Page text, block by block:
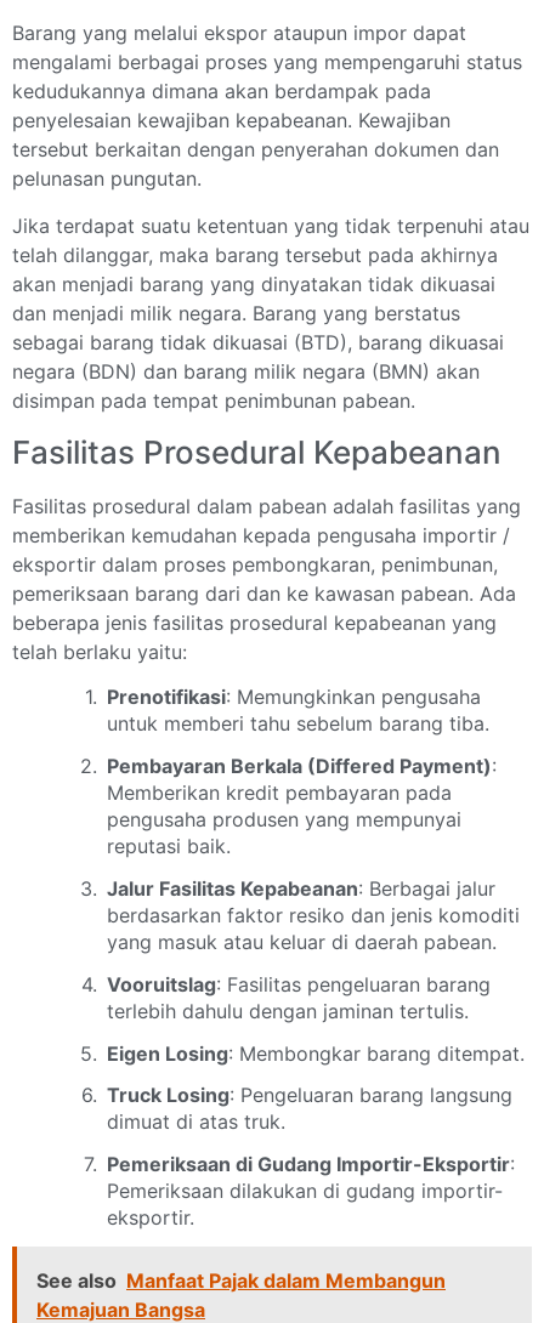
Barang yang melalui ekspor ataupun impor dapat
mengalami berbagai proses yang mempengaruhi status
kedudukannya dimana akan berdampak pada
penyelesaian kewajiban kepabeanan. Kewajiban
tersebut berkaitan dengan penyerahan dokumen dan
pelunasan pungutan.
Jika terdapat suatu ketentuan yang tidak terpenuhi atau
telah dilanggar, maka barang tersebut pada akhirnya
akan menjadi barang yang dinyatakan tidak dikuasai
dan menjadi milik negara. Barang yang berstatus
sebagai barang tidak dikuasai (BTD), barang dikuasai
negara (BDN) dan barang milik negara (BMN) akan
disimpan pada tempat penimbunan pabean.
Fasilitas Prosedural Kepabeanan
Fasilitas prosedural dalam pabean adalah fasilitas yang
memberikan kemudahan kepada pengusaha importir /
eksportir dalam proses pembongkaran, penimbunan,
pemeriksaan barang dari dan ke kawasan pabean. Ada
beberapa jenis fasilitas prosedural kepabeanan yang
telah berlaku yaitu:
Prenotifikasi: Memungkinkan pengusaha
untuk memberi tahu sebelum barang tiba.
Pembayaran Berkala (Differed Payment):
Memberikan kredit pembayaran pada
pengusaha produsen yang mempunyai
reputasi baik.
Jalur Fasilitas Kepabeanan: Berbagai jalur
berdasarkan faktor resiko dan jenis komoditi
yang masuk atau keluar di daerah pabean.
Vooruitslag: Fasilitas pengeluaran barang
terlebih dahulu dengan jaminan tertulis.
Eigen Losing: Membongkar barang ditempat.
Truck Losing: Pengeluaran barang langsung
dimuat di atas truk.
Pemeriksaan di Gudang Importir-Eksportir:
Pemeriksaan dilakukan di gudang importir-
eksportir.
See also Manfaat Pajak dalam Membangun
Kemajuan Bangsa